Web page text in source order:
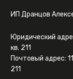
ИП Дранцов
Юридический
кв. 211
Почтовый адрес:
211